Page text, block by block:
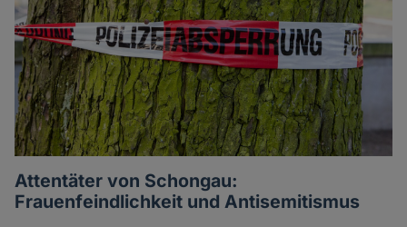
Attentäter von Schongau:
Frauenfeindlichkeit und Antisemitismus